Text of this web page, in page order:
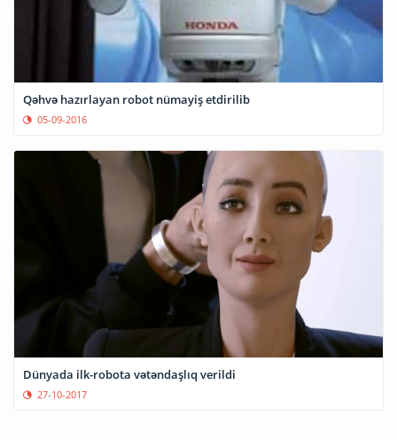
Qəhvə hazırlayan robot nümayiş etdirilib
05-09-2016
Dünyada ilk-robota vətəndaşlıq verildi
27-10-2017